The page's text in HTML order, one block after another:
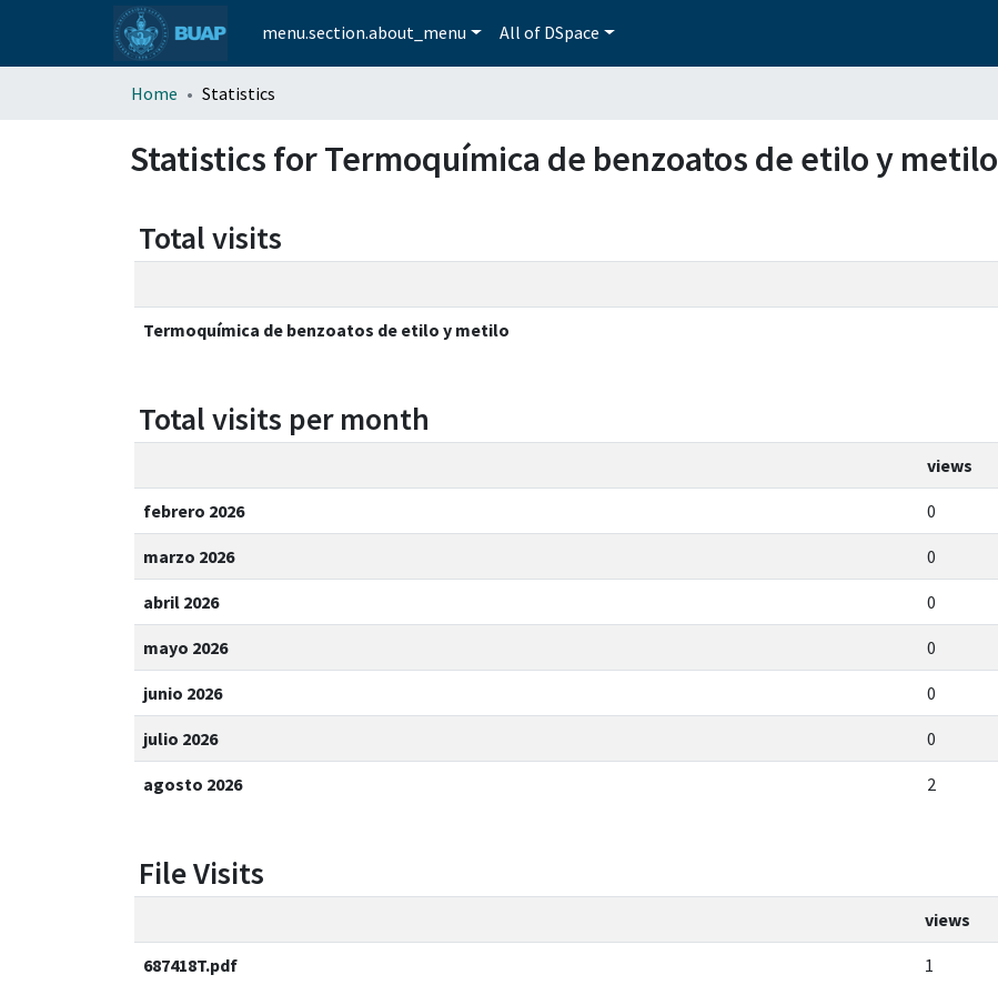
menu.section.about_menu All of DSpace
Home Statistics
Statistics for Termoquímica de benzoatos de etilo y metilo
Total visits
Termoquímica de benzoatos de etilo y metilo
Total visits per month
views
febrero 2026 0
marzo 2026 0
abril 2026 0
mayo 2026 0
junio 2026 0
julio 2026 0
agosto 2026 2
File Visits
views
687418T.pdf 1